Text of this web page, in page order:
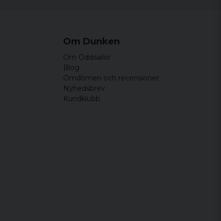
Om Dunken
Om Oddsailor
Blog
Omdömen och recensioner
Nyhedsbrev
Kundklubb.